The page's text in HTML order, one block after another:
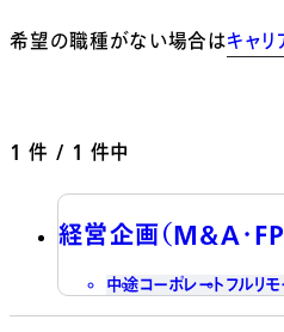
希望の職種がない場合はキャ
1 件 / 1 件中
経営企画（M&A・
中途コーポレート フルリ